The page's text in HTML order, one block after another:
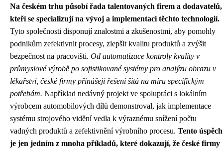
Na českém trhu působí řada talentovaných firem a dodavatelů,
kteří se specializují na vývoj a implementaci těchto technologií.
Tyto společnosti disponují znalostmi a zkušenostmi, aby pomohly
podnikům zefektivnit procesy, zlepšit kvalitu produktů a zvýšit
bezpečnost na pracovišti. Od automatizace kontroly kvality v
průmyslové výrobě po sofistikované systémy pro analýzu obrazu v
lékařství, české firmy přinášejí řešení šitá na míru specifickým
potřebám. Například nedávný projekt ve spolupráci s lokálním
výrobcem automobilových dílů demonstroval, jak implementace
systému strojového vidění vedla k výraznému snížení počtu
vadných produktů a zefektivnění výrobního procesu. Tento úspěch
je jen jedním z mnoha příkladů, které dokazují, že české firmy